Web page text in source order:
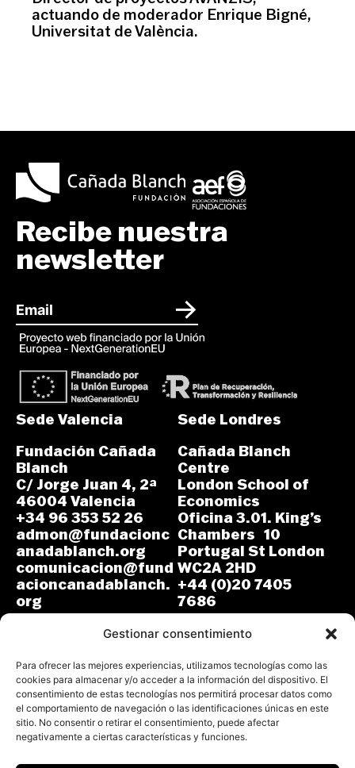
Gestionar consentimiento
Para ofrecer las mejores experiencias, utilizamos tecnologías como las
cookies para almacenar y/o acceder a la información del dispositivo. El
consentimiento de estas tecnologías nos permitirá procesar datos como
el comportamiento de navegación o las identificaciones únicas en este
sitio. No consentir o retirar el consentimiento, puede afectar
negativamente a ciertas características y funciones.
actuando de moderador Enrique Bigné,
Universitat de València.
Recibe nuestra
newsletter
Sede Valencia
Fundación Cañada
Blanch
C/ Jorge Juan 4, 2ª
46004 Valencia
+34 96 353 52 26
admon@fundacionc
anadablanch.org
comunicacion@fund
acioncanadablanch.
org
Sede Londres
Cañada Blanch
Centre
London School of
Economics
Oficina 3.01. King’s
Chambers 10
Portugal St London
WC2A 2HD
+44 (0)20 7405
7686
m.osuna-
vergara@lse.ac.uk